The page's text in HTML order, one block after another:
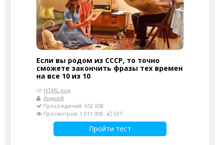
Если вы родом из СССР, то точно
сможете закончить фразы тех времен
на все 10 из 10
HTML-код
Андрей
Прохождений: 652 658
Просмотров: 1 011 308
537
Пройти тест